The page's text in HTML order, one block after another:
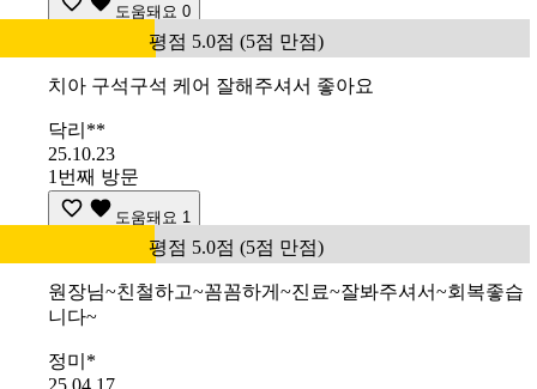
도움돼요 0
평점 5.0점 (5점 만점)
치아 구석구석 케어 잘해주셔서 좋아요
닥리**
25.10.23
1번째 방문
도움돼요 1
평점 5.0점 (5점 만점)
원장님~친철하고~꼼꼼하게~진료~잘봐주셔서~회복좋습
니다~
정미*